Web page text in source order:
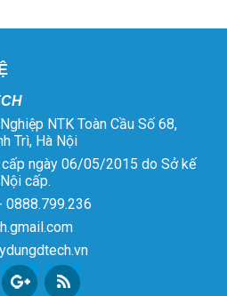
NTK Toàn Cầu Số 68,
Trì, Hà Nội
ngày 06/05/2015 do Sở kế
cấp.
0888.799.236